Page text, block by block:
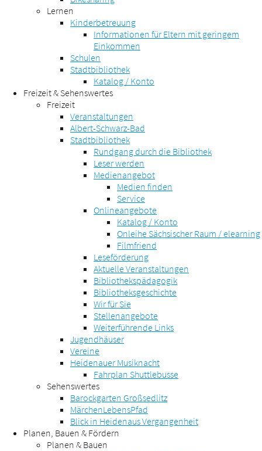
Lernen
Kinderbetreuung
Informationen für Eltern mit geringem
Einkommen
Schulen
Stadtbibliothek
Katalog / Konto
Freizeit & Sehenswertes
Freizeit
Veranstaltungen
Albert-Schwarz-Bad
Stadtbibliothek
Rundgang durch die Bibliothek
Leser werden
Medienangebot
Medien finden
Service
Onlineangebote
Katalog / Konto
Onleihe Sächsischer Raum / elearning
Filmfriend
Leseförderung
Aktuelle Veranstaltungen
Bibliothekspädagogik
Bibliotheksgeschichte
Wir für Sie
Stellenangebote
Weiterführende Links
Jugendhäuser
Vereine
Heidenauer Musiknacht
Fahrplan Shuttlebusse
Sehenswertes
Barockgarten Großsedlitz
MärchenLebensPfad
Blick in Heidenaus Vergangenheit
Planen, Bauen & Fördern
Planen & Bauen